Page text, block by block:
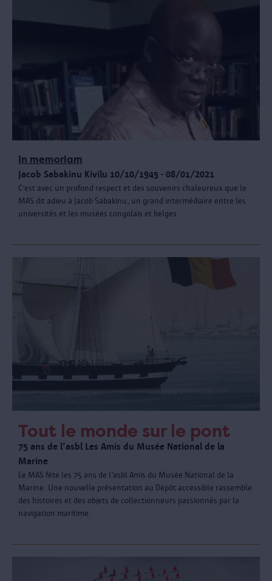
In memoriam
Jacob Sabakinu Kivilu 10/10/1945 - 08/01/2021
C’est avec un profond respect et des souvenirs chaleureux que le
MAS dit adieu à Jacob Sabakinu, un grand intermédiaire entre les
universités et les musées congolais et belges.
Tout le monde sur le pont
75 ans de l’asbl Les Amis du Musée National de la
Marine
Le MAS fête les 75 ans de l’asbl Amis du Musée National de la
Marine. Une nouvelle présentation au Dépôt accessible rassemble
des histoires et des objets de collectionneurs passionnés par la
navigation maritime.